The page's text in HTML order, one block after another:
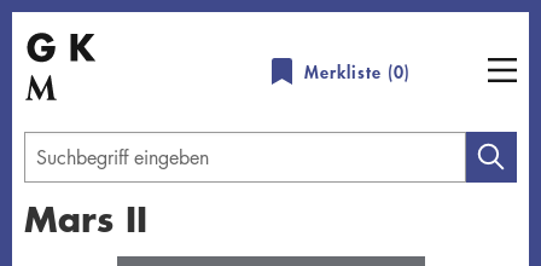
Direkt
zum
Inhalt
Merkliste (0)
Geben
Sie
einen
Suchbegriff
Mars II